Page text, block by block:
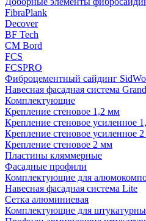
FibraPlank
Decover
BF Tech
CM Bord
FCS
FCSPRO
Фиброцементный сайдинг
Навесная фасадная система
Комплектующие
Крепление стеновое 1,2 мм
Крепление стеновое усиленное
Крепление стеновое усиленное
Крепление стеновое 2 мм
Пластины кляммерные
Фасадные профили
Комплектующие для
Навесная фасадная система Lite
Сетка алюминиевая
Комплектующие для